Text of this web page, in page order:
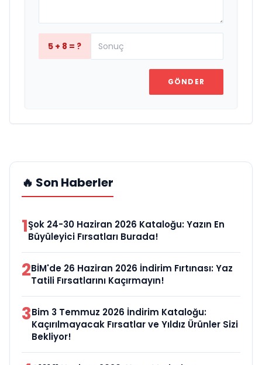
5 + 8 = ?
GÖNDER
🔥 Son Haberler
1Şok 24-30 Haziran 2026 Kataloğu: Yazın En
Büyüleyici Fırsatları Burada!
2BİM'de 26 Haziran 2026 İndirim Fırtınası: Yaz
Tatili Fırsatlarını Kaçırmayın!
3Bim 3 Temmuz 2026 İndirim Kataloğu:
Kaçırılmayacak Fırsatlar ve Yıldız Ürünler Sizi
Bekliyor!